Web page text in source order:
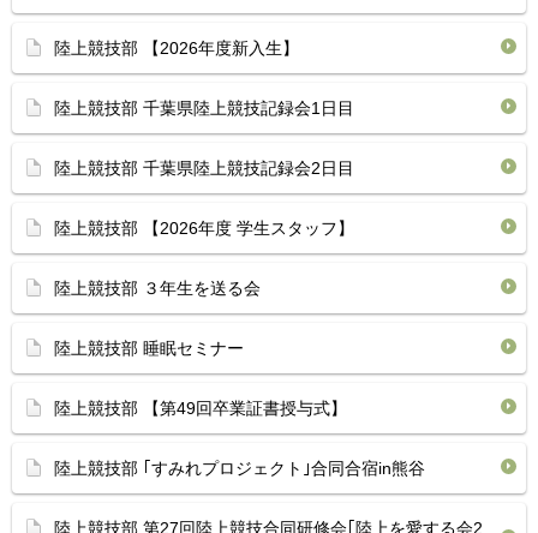
陸上競技部 【2026年度新入生】
陸上競技部 千葉県陸上競技記録会1日目 ⁡
陸上競技部 ⁡千葉県陸上競技記録会2日目 ⁡
陸上競技部 【2026年度 学生スタッフ】
陸上競技部 ３年生を送る会
陸上競技部 睡眠セミナー
陸上競技部 【第49回卒業証書授与式】
陸上競技部 ｢すみれプロジェクト｣合同合宿in熊谷
陸上競技部 第27回陸上競技合同研修会｢陸上を愛する会2